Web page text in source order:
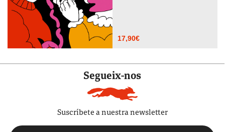
17,90€
Segueix-nos
Suscríbete a nuestra newsletter